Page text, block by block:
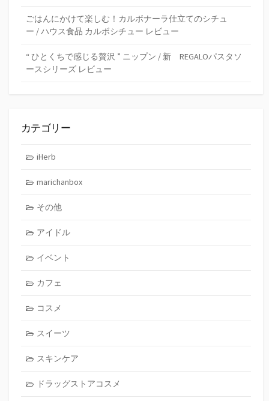
ごはんにかけて楽しむ！カルボナーラ仕立てのシチュ
ー / ハウス食品 カルボシチュー レビュー
“ ひとくちで感じる贅沢 ” ニップン / 新 REGALOパスタソ
ースシリーズ レビュー
カテゴリー
iHerb
marichanbox
その他
アイドル
イベント
カフェ
コスメ
スイーツ
スキンケア
ドラッグストアコスメ